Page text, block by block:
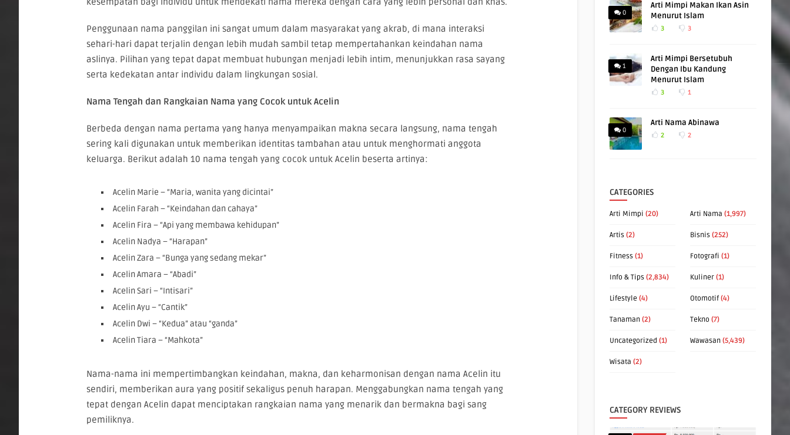
Penggunaan nama panggilan ini sangat umum dalam masyarakat yang akrab, di mana interaksi
sehari-hari dapat terjalin dengan lebih mudah sambil tetap mempertahankan keindahan nama
aslinya. Pilihan yang tepat dapat membuat hubungan menjadi lebih intim, menunjukkan rasa sayang
serta kedekatan antar individu dalam lingkungan sosial.
Nama Tengah dan Rangkaian Nama yang Cocok untuk Acelin
Berbeda dengan nama pertama yang hanya menyampaikan makna secara langsung, nama tengah
sering kali digunakan untuk memberikan identitas tambahan atau untuk menghormati anggota
keluarga. Berikut adalah 10 nama tengah yang cocok untuk Acelin beserta artinya:
Acelin Marie – “Maria, wanita yang dicintai”
Acelin Farah – “Keindahan dan cahaya”
Acelin Fira – “Api yang membawa kehidupan”
Acelin Nadya – “Harapan”
Acelin Zara – “Bunga yang sedang mekar”
Acelin Amara – “Abadi”
Acelin Sari – “Intisari”
Acelin Ayu – “Cantik”
Acelin Dwi – “Kedua” atau “ganda”
Acelin Tiara – “Mahkota”
Nama-nama ini mempertimbangkan keindahan, makna, dan keharmonisan dengan nama Acelin itu
sendiri, memberikan aura yang positif sekaligus penuh harapan. Menggabungkan nama tengah yang
tepat dengan Acelin dapat menciptakan rangkaian nama yang menarik dan bermakna bagi sang
pemiliknya.
0
Arti Mimpi Makan Ikan Asin
Menurut Islam
3 3
1
Arti Mimpi Bersetubuh
Dengan Ibu Kandung
Menurut Islam
3 1
0
Arti Nama Abinawa
2 2
CATEGORIES
Arti Mimpi (20) Arti Nama (1,997)
Artis (2) Bisnis (252)
Fitness (1) Fotografi (1)
Info & Tips (2,834) Kuliner (1)
Lifestyle (4) Otomotif (4)
Tanaman (2) Tekno (7)
Uncategorized (1) Wawasan (5,439)
Wisata (2)
CATEGORY REVIEWS